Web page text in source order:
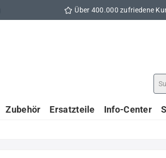
Über 400.000 zufriedene
Zubehör Ersatzteile Info-Center